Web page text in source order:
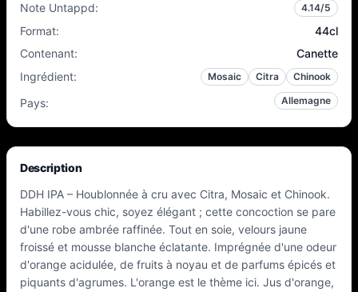
Note Untappd: 4.14/5
Format:
44cl
Contenant:
Canette
Ingrédient: Mosaic Citra Chinook
Pays: Allemagne
Description
DDH IPA – Houblonnée à cru avec Citra, Mosaic et Chinook.
Habillez-vous chic, soyez élégant ; cette concoction se pare
d'une robe ambrée raffinée. Tout en soie, velours jaune
froissé et mousse blanche éclatante. Imprégnée d'une odeur
d'orange acidulée, de fruits à noyau et de parfums épicés et
piquants d'agrumes. L'orange est le thème ici. Jus d'orange,